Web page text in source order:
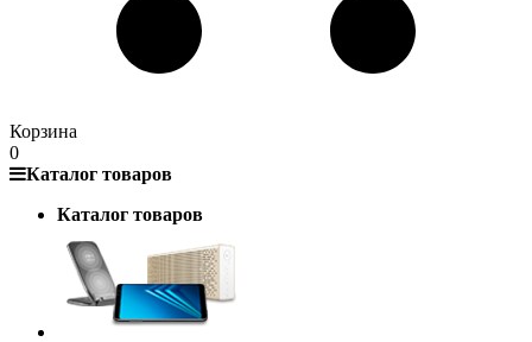
Корзина
0
Каталог товаров
Каталог товаров